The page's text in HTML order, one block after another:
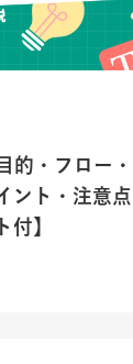
的・フロー
ント・注意
付】